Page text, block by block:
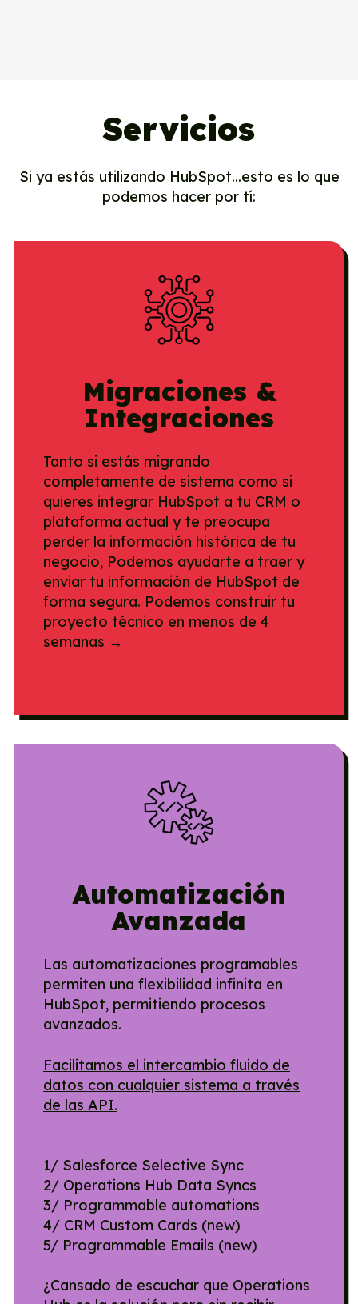
Servicios
Si ya estás utilizando HubSpot...esto es lo que
podemos hacer por tí:
Migraciones &
Integraciones
Tanto si estás migrando
completamente de sistema como si
quieres integrar HubSpot a tu CRM o
plataforma actual y te preocupa
perder la información histórica de tu
negocio, Podemos ayudarte a traer y
enviar tu información de HubSpot de
forma segura. Podemos construir tu
proyecto técnico en menos de 4
semanas →
Automatización
Avanzada
Las automatizaciones programables
permiten una flexibilidad infinita en
HubSpot, permitiendo procesos
avanzados.
Facilitamos el intercambio fluido de
datos con cualquier sistema a través
de las API.
1/ Salesforce Selective Sync
2/ Operations Hub Data Syncs
3/ Programmable automations
4/ CRM Custom Cards (new)
5/ Programmable Emails (new)
¿Cansado de escuchar que Operations